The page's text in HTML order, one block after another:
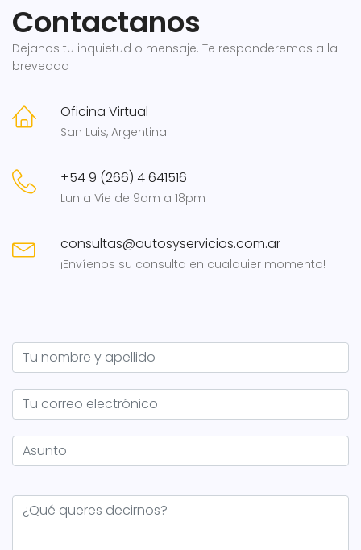
Contactanos
Dejanos tu inquietud o mensaje. Te responderemos a la
brevedad
Oficina Virtual
San Luis, Argentina
+54 9 (266) 4 641516
Lun a Vie de 9am a 18pm
consultas@autosyservicios.com.ar
¡Envíenos su consulta en cualquier momento!